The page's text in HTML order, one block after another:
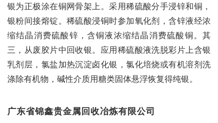
银为正极涂在铜网骨架上。采用稀硫酸分手浸锌和铜，
银粉间接熔锭。稀硫酸浸铜时参加氧化剂，含锌液经浓
缩结晶消费硫酸锌，含铜液浓缩结晶消费硫酸铜。其
三，从废胶片中回收银。应用稀硫酸液洗脱彩片上含银
乳剂层，氯盐加热沉淀卤化银，氯化培烧或有机溶剂洗
涤除有机物，碱性介质用糖类固体悬浮恢复得纯银。
广东省锦鑫贵金属回收冶炼有限公司